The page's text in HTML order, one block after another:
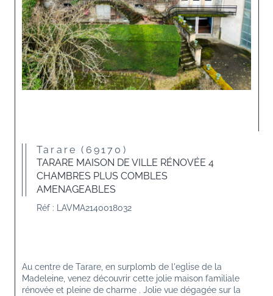
Tarare (69170)
TARARE MAISON DE VILLE RÉNOVÉE 4
CHAMBRES PLUS COMBLES
AMENAGEABLES
Réf : LAVMA2140018032
Au centre de Tarare, en surplomb de l'eglise de la
Madeleine, venez découvrir cette jolie maison familiale
rénovée et pleine de charme . Jolie vue dégagée sur la